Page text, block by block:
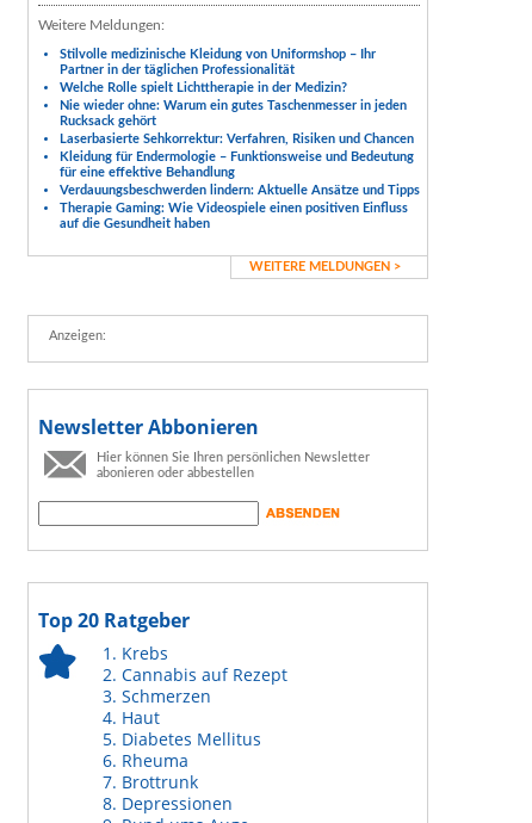
Weitere Meldungen:
Stilvolle medizinische Kleidung von Uniformshop – Ihr
Partner in der täglichen Professionalität
Welche Rolle spielt Lichttherapie in der Medizin?
Nie wieder ohne: Warum ein gutes Taschenmesser in jeden
Rucksack gehört
Laserbasierte Sehkorrektur: Verfahren, Risiken und Chancen
Kleidung für Endermologie – Funktionsweise und Bedeutung
für eine effektive Behandlung
Verdauungsbeschwerden lindern: Aktuelle Ansätze und Tipps
Therapie Gaming: Wie Videospiele einen positiven Einfluss
auf die Gesundheit haben
WEITERE MELDUNGEN >
Anzeigen:
Newsletter Abbonieren
Hier können Sie Ihren persönlichen Newsletter
abonieren oder abbestellen
Top 20 Ratgeber
Krebs
Cannabis auf Rezept
Schmerzen
Haut
Diabetes Mellitus
Rheuma
Brottrunk
Depressionen